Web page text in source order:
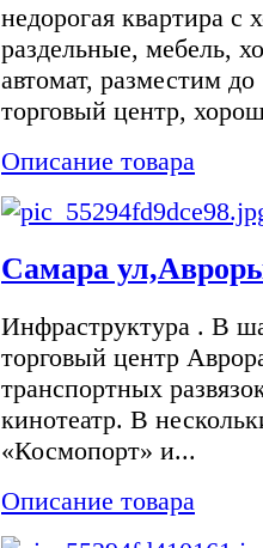
недорогая квартира
раздельные, мебель,
автомат, разместим
торговый центр,
Описание товара
Самара
Инфраструктура . В
торговый центр
транспортных
кинотеатр. В
«Космопорт» и...
Описание товара